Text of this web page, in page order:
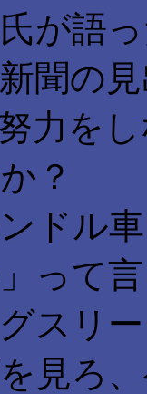
が語
聞の
力を
？
ドル
って
スリ
見ろ